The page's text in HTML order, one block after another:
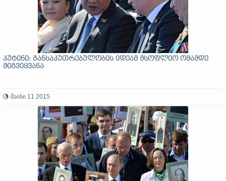
პუტინი: განსაკუთრებულობის იდეამ მსოფლიო ომამდე
მიგვიყვანა
მაისი 11 2015